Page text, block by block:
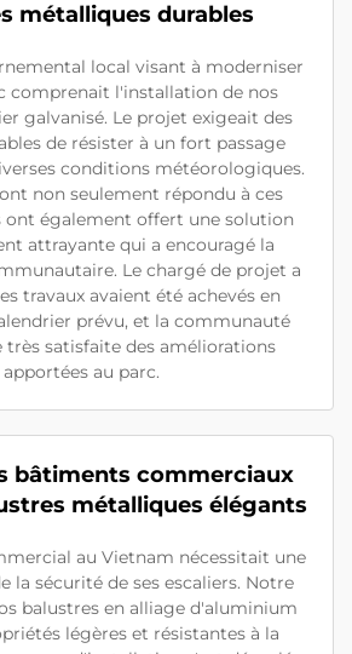
métalliques durables
local visant à moderniser
comprenait l'installation de nos
galvanisé. Le projet exigeait des
de résister à un fort passage
conditions météorologiques.
non seulement répondu à ces
ont également offert une solution
attrayante qui a encouragé la
Le chargé de projet a
travaux avaient été achevés en
prévu, et la communauté
très satisfaite des améliorations
apportées au parc.
bâtiments commerciaux
métalliques élégants
au Vietnam nécessitait une
la sécurité de ses escaliers. Notre
balustres en alliage d'aluminium
légères et résistantes à la